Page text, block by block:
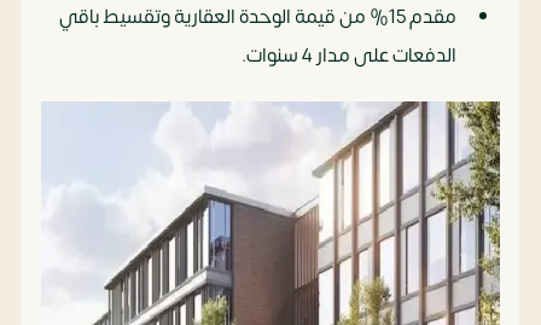
مقدم 15% من قيمة الوحدة العقارية وتقسيط باقي
الدفعات على مدار 4 سنوات.